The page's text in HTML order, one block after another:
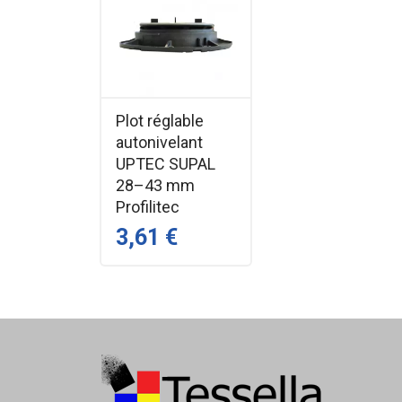
Plot réglable
autonivelant
UPTEC SUPAL
28–43 mm
Profilitec
3,61 €